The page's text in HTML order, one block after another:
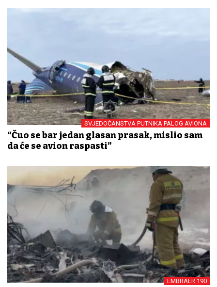
SVJEDOČANSTVA PUTNIKA PALOG AVIONA
“Čuo se bar jedan glasan prasak, mislio sam
da će se avion raspasti”
EMBRAER 190